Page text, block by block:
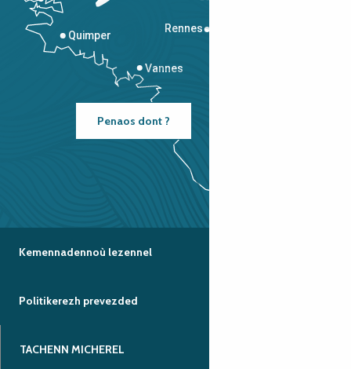
Rennes
Vannes
Quimper
Penaos dont ?
Kemennadennoù lezennel
Politikerezh prevezded
TACHENN MICHEREL